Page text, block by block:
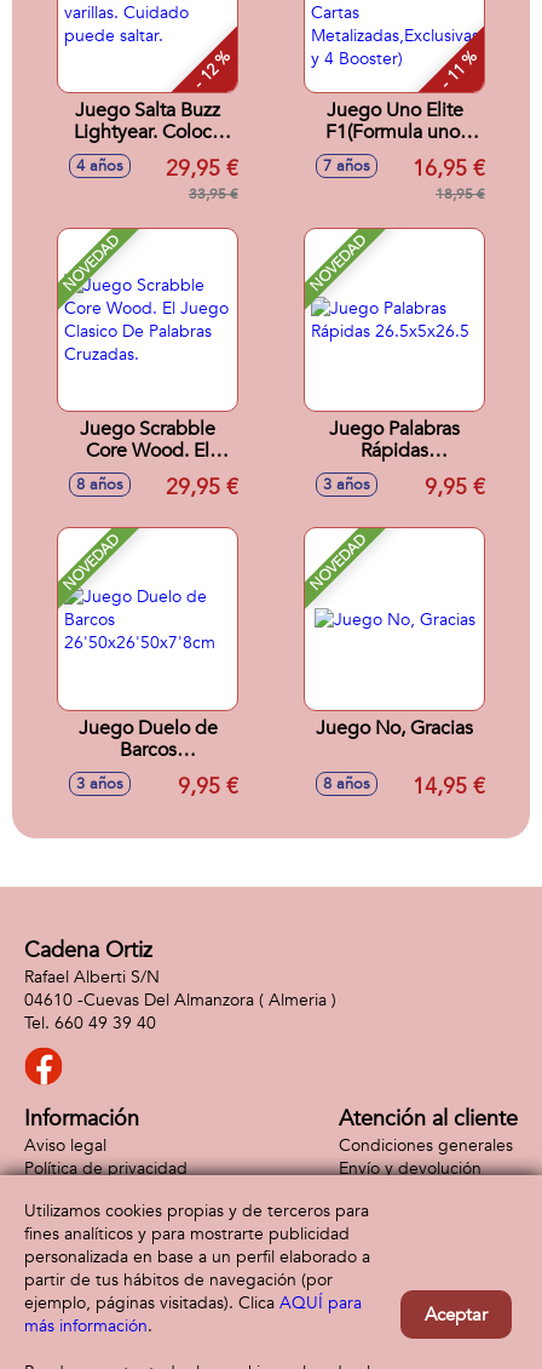
- 12 %
Juego Salta Buzz
Lightyear. Coloca
las varillas. Cuidado
puede saltar.
4 años 29,95 €
33,95 €
- 11 %
Juego Uno Elite
F1(Formula uno)
Starter Pack.
(Incluye Cartas
Metalizadas,Exclusivas
7 años 16,95 €
18,95 €
NOVEDAD
Juego Scrabble
Core Wood. El
Juego Clasico De
Palabras Cruzadas.
8 años 29,95 €
NOVEDAD
Juego Palabras
Rápidas
26.5x5x26.5
3 años 9,95 €
NOVEDAD
Juego Duelo de
Barcos
26'50x26'50x7'8cm
3 años 9,95 €
NOVEDAD
Juego No, Gracias
8 años 14,95 €
Cadena Ortiz
Rafael Alberti S/N
04610 -Cuevas Del Almanzora ( Almeria )
660 49 39 40
Información
Aviso legal
Política de privacidad
Atención al cliente
Condiciones generales
Envío y devolución
Formas de pago
Utilizamos cookies propias y de terceros para
fines analíticos y para mostrarte publicidad
personalizada en base a un perfil elaborado a
partir de tus hábitos de navegación (por
ejemplo, páginas visitadas). Clica AQUÍ para
más información.
Aceptar